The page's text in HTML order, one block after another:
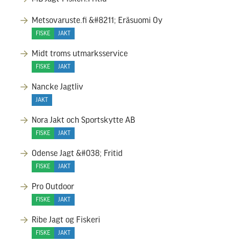
Metsovaruste.fi &#8211; Eräsuomi Oy
FISKE JAKT
Midt troms utmarksservice
FISKE JAKT
Nancke Jagtliv
JAKT
Nora Jakt och Sportskytte AB
FISKE JAKT
Odense Jagt &#038; Fritid
FISKE JAKT
Pro Outdoor
FISKE JAKT
Ribe Jagt og Fiskeri
FISKE JAKT